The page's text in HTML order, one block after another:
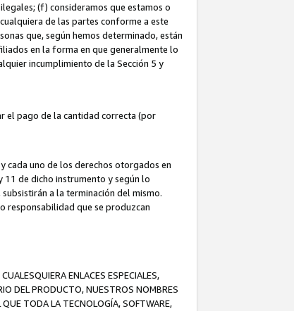
(f) consideramos que estamos o
de las partes conforme a este
que, según hemos determinado, están
en la forma en que generalmente lo
incumplimiento de la Sección 5 y
el pago de la cantidad correcta (por
cada uno de los derechos otorgados en
11 de dicho instrumento y según lo
a la terminación del mismo.
responsabilidad que se produzcan
ENLACES ESPECIALES,
DEL PRODUCTO, NUESTROS NOMBRES
QUE TODA LA TECNOLOGÍA, SOFTWARE,